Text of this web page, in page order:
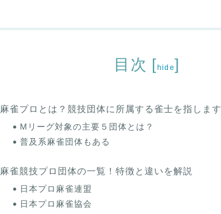
目次 [ hide]
麻雀プロとは？競技団体に所属する雀士を指します
Mリーグ対象の主要５団体とは？
普及系麻雀団体もある
麻雀競技プロ団体の一覧！特徴と違いを解説
日本プロ麻雀連盟
日本プロ麻雀協会